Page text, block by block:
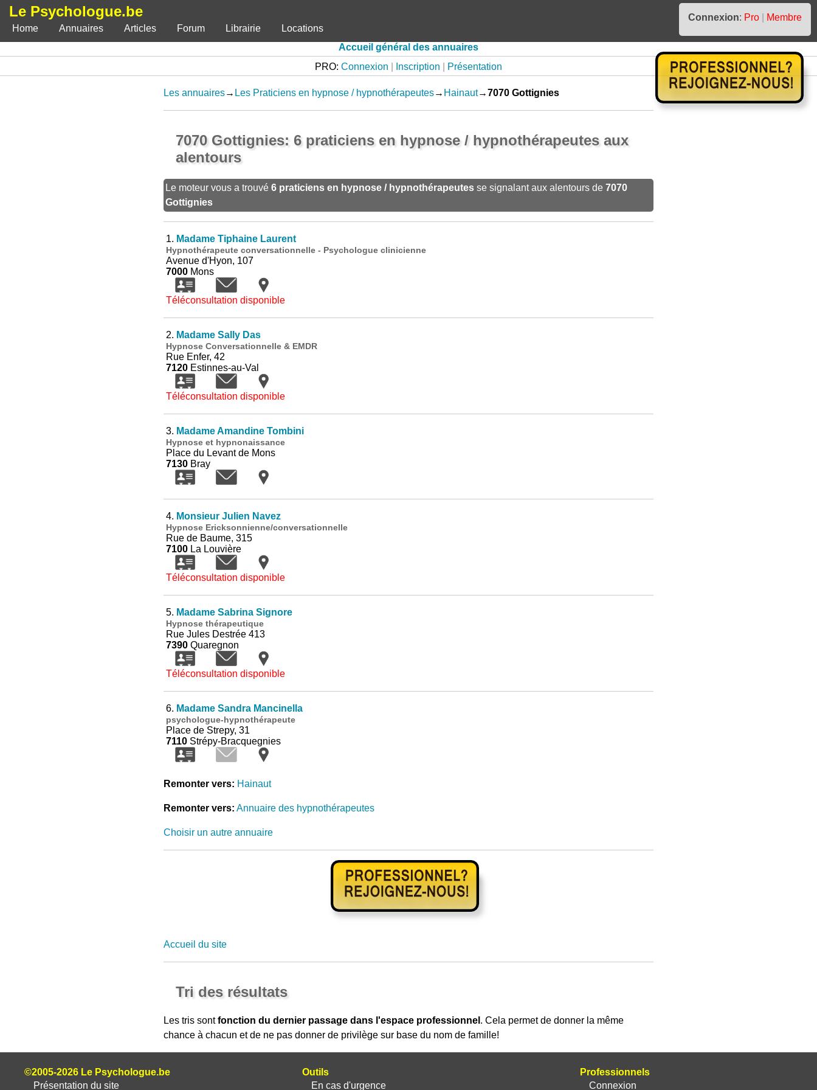
Le Psychologue.be Connexion: Pro
Membre
Home
Annuaires Articles Forum Librairie
Locations
Accueil général des annuaires
PRO: Connexion Inscription Présentation
Les annuaires→ Les Praticiens en hypnose / hypnothérapeutes→ Hainaut→7070 Gottignies
7070 Gottignies: 6 praticiens en hypnose / hypnothérapeutes aux
alentours
Le moteur vous a trouvé 6 praticiens en hypnose / hypnothérapeutesse signalant aux alentours de 7070
Gottignies
1. Madame Tiphaine Laurent
Hypnothérapeute conversationnelle - Psychologue clinicienne
Avenue d'Hyon, 107
7000Mons
Téléconsultation disponible
2. Madame Sally Das
Hypnose Conversationnelle & EMDR
Rue Enfer, 42
7120Estinnes-au-Val
Téléconsultation disponible
3. Madame Amandine Tombini
Hypnose et hypnonaissance
Place du Levant de Mons
7130Bray
4. Monsieur Julien Navez
Hypnose Ericksonnienne/conversationnelle
Rue de Baume, 315
7100La Louvière
Téléconsultation disponible
5. Madame Sabrina Signore
Hypnose thérapeutique
Rue Jules Destrée 413
7390Quaregnon
Téléconsultation disponible
6. Madame Sandra Mancinella
psychologue-hypnothérapeute
Place de Strepy, 31
7110Strépy-Bracquegnies
Remonter vers: Hainaut
Remonter vers: Annuaire des hypnothérapeutes
Choisir un autre annuaire
Accueil du site
Tri des résultats
Les tris sontfonction du dernier passage dans l'espace professionnel . Cela permet de donner la même
chance à chacun et de ne pas donner de privilège sur base du nom de famille!
©2005-2026 Le Psychologue.be
Présentation du site
Professionnels
Connexion
Outils
En cas d'urgence